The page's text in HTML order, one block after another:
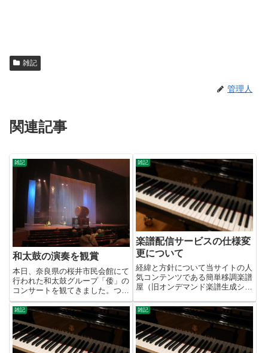
雑記
管理人
関連記事
雑記
和太鼓の演奏を観賞
本日、奈良県の桜井市民会館にて
行われた和太鼓グループ「倭」の
コンサートを観てきました。つい
5日ほど前、たまたまラジオの
CMで流れているのを聞いて知っ
たのですが、結成20周年を記念
しての無料コンサートだそうで
す。しかも今回は本拠地の明日香
にほ...
雑記
楽譜配信サービスの仕様変
更について
経緯と方針について当サイトの人
気コンテンツである簡単移調楽譜
屋（旧オンデマンド楽譜生成シス
多くの方にご利用いただいてきま
したが、2021年12月6日に大きな
転換を迫られました。ご利用中の
方には申し訳なかったの...
雑記 雑記